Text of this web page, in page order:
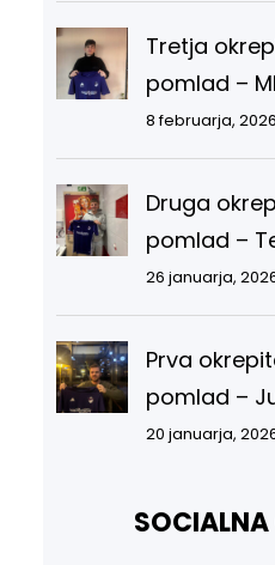
Tretja
pomlad –
8 februarja, 2026
Druga
pomlad –
26 januarja,
Prva
pomlad –
20 januarja,